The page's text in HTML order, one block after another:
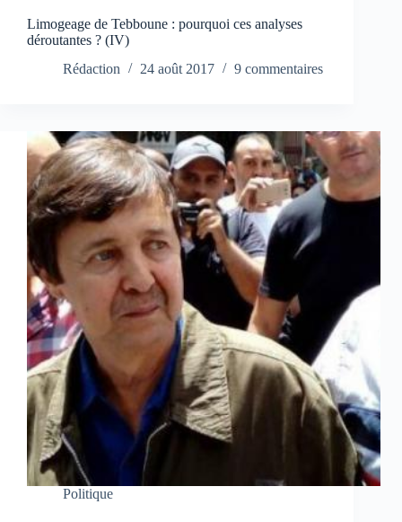
Limogeage de Tebboune : pourquoi ces analyses
déroutantes ? (IV)
Rédaction
24 août 2017 9 commentaires
Politique